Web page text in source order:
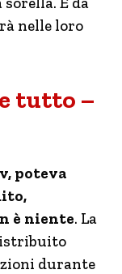
nelle loro
tutto –
poteva
è niente. La
durante